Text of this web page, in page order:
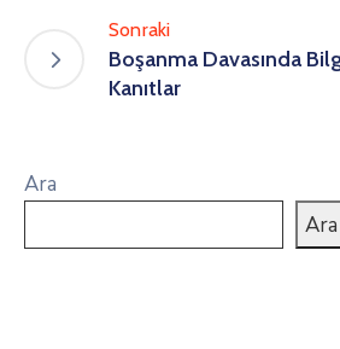
Sonraki
Boşanma Davasında
Kanıtlar
Ara
Ara